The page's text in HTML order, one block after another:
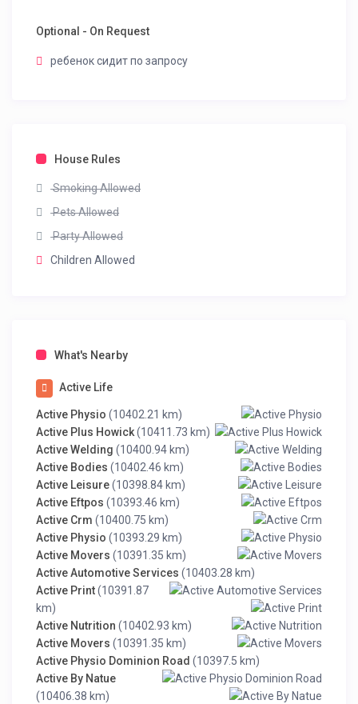
Optional - On Request
ребенок сидит по запросу
House Rules
Smoking Allowed
Pets Allowed
Party Allowed
Children Allowed
What's Nearby
Active Life
Active Physio (10402.21 km)
Active Plus Howick(10411.73 km)
Active Welding (10400.94 km)
Active Bodies (10402.46 km)
Active Leisure(10398.84 km)
Active Eftpos (10393.46 km)
Active Crm (10400.75 km)
Active Physio (10393.29 km)
Active Movers (10391.35 km)
Active Automotive Services (10403.28 km)
Active Print(10391.87
km)
Active Nutrition (10402.93 km)
Active Movers (10391.35 km)
Active Physio Dominion Road (10397.5 km)
Active By Natue
(10406.38 km)